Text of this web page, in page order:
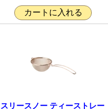
カートに入れる
スリースノー ティーストレー